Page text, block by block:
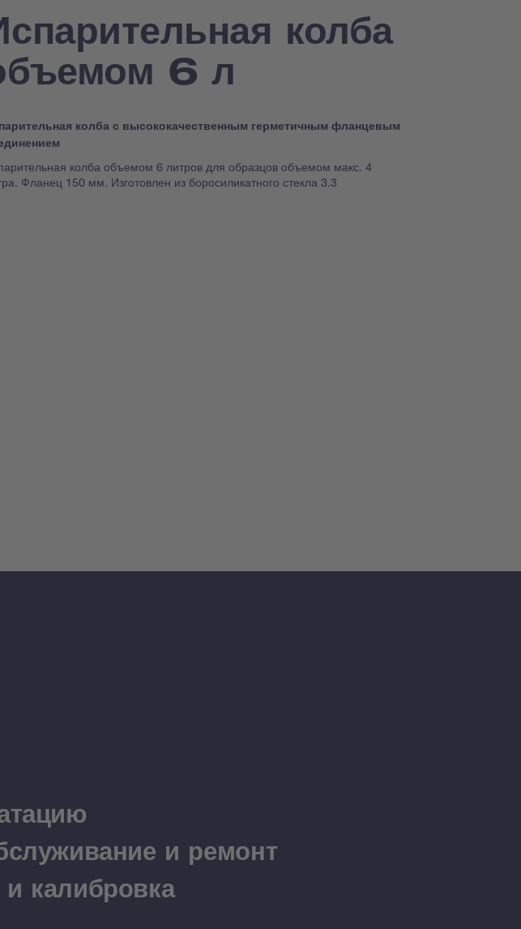
колба
6 л
колба с высококачественным герметичным фланцевым
колба объемом 6 литров для образцов объемом макс. 4
Фланец 150 мм. Изготовлен из боросиликатного стекла 3.3
и ремонт
калибровка